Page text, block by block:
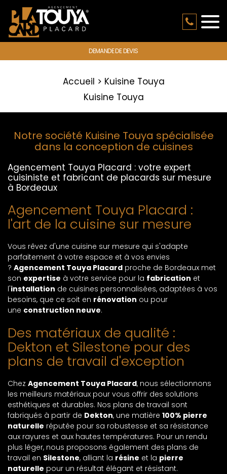
DEMANDE DE DEVIS
Accueil
Kuisine Touya
Kuisine Touya
Notre société Kuisine Touya spécialisée
dans la conception de cuisines
Agencement Touya Placard : votre expert
cuisiniste et fabricant de placards sur mesure
à Bordeaux
Agencement Touya Placard :
l'art de la cuisine sur mesure
Vous rêvez d'une cuisine sur mesure qui s'adapte
parfaitement à votre espace et à vos envies
? Agencement Touya Placard proche de Bordeaux met
son expertise à votre service pour la fabrication et
l'installation de cuisines personnalisées, adaptées à vos
besoins, que ce soit en rénovation ou pour
une construction neuve.
Des matériaux de qualité :
Dekton et Silestone pour des
plans de travail d'exception
Chez Agencement Touya Placard, nous sélectionnons
les meilleurs matériaux pour vous offrir des solutions
esthétiques et durables. Nos plans de travail sont
fabriqués à partir de Dekton, une matière 100% pierre
naturelle réputée pour sa robustesse et sa résistance
aux rayures et aux hautes températures. Pour un rendu
plus léger, nous proposons également des plans de
travail en Silestone, alliant la résine et la pierre
naturelle pour un résultat élégant et résistant.